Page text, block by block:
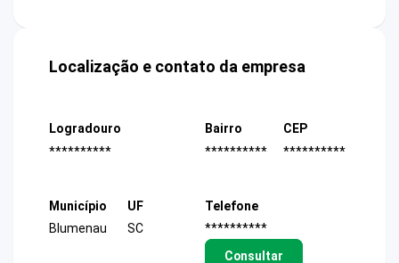
Localização e contato da empresa
Logradouro
**********
Bairro
**********
CEP
**********
Município
Blumenau
UF
SC
Telefone
**********
Consultar